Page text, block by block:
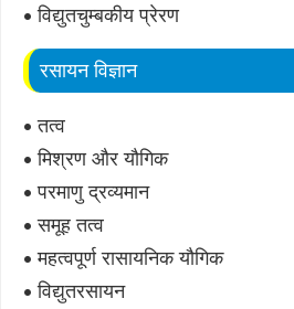
• विद्युतचुम्बकीय प्रेरण
रसायन विज्ञान
• तत्व
• मिश्रण और यौगिक
• परमाणु द्रव्यमान
• समूह तत्व
• महत्वपूर्ण रासायनिक यौगिक
• विद्युतरसायन